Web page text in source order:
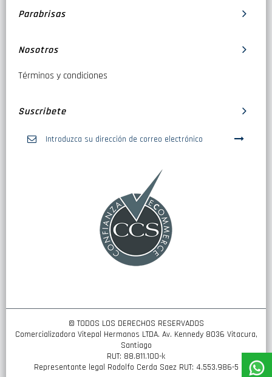
Parabrisas
Nosotros
Términos y condiciones
Suscribete
© TODOS LOS DERECHOS RESERVADOS
Comercializadora Vitepal Hermanos LTDA. Av. Kennedy 8036 Vitacura,
Santiago
RUT: 88.811.100-k
Representante legal Rodolfo Cerda Saez RUT: 4.553.986-5